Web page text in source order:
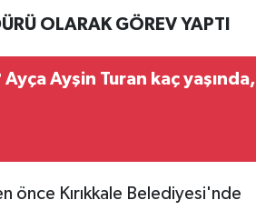
OLARAK GÖREV YAPTI
Ayşin Turan kaç yaşında,
önce Kırıkkale Belediyesi'nde